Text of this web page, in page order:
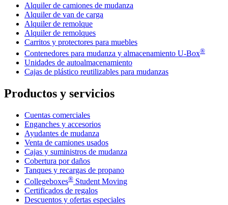
Alquiler de camiones de mudanza
Alquiler de van de carga
Alquiler de remolque
Alquiler de remolques
Carritos y protectores para muebles
Contenedores para mudanza y almacenamiento U-Box®
Unidades de autoalmacenamiento
Cajas de plástico reutilizables para mudanzas
Productos y servicios
Cuentas comerciales
Enganches y accesorios
Ayudantes de mudanza
Venta de camiones usados
Cajas y suministros de mudanza
Cobertura por daños
Tanques y recargas de propano
Collegeboxes® Student Moving
Certificados de regalos
Descuentos y ofertas especiales